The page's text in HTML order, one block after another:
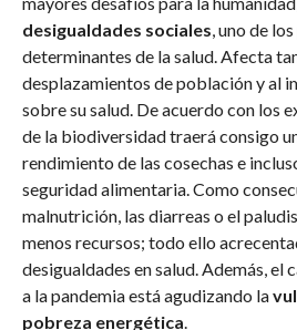
desigualdades sociales , uno de
determinantes de la salud. Afecta
desplazamientos de población y al
sobre su salud. De acuerdo con los
de la biodiversidad traerá consigo
rendimiento de las cosechas e
seguridad alimentaria. Como
malnutrición, las diarreas o el
menos recursos; todo ello
desigualdades en salud. Además,
a la pandemia está agudizando la
pobreza energética